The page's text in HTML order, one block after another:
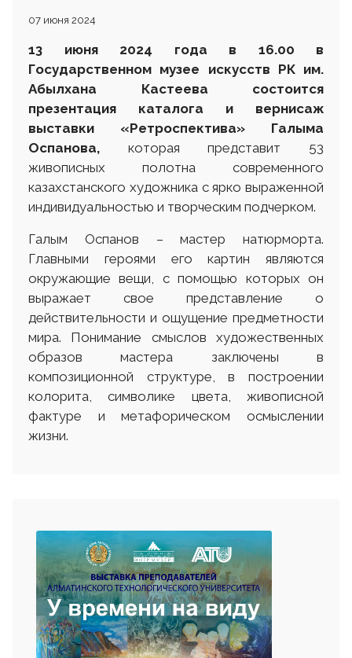
07 июня 2024
13 июня 2024 года в 16.00 в
Государственном музее искусств РК им.
Абылхана Кастеева состоится
презентация каталога и вернисаж
выставки «Ретроспектива» Галыма
Оспанова, которая представит 53
живописных полотна современного
казахстанского художника с ярко выраженной
индивидуальностью и творческим подчерком.
Галым Оспанов – мастер натюрморта.
Главными героями его картин являются
окружающие вещи, с помощью которых он
выражает свое представление о
действительности и ощущение предметности
мира. Понимание смыслов художественных
образов мастера заключены в
композиционной структуре, в построении
колорита, символике цвета, живописной
фактуре и метафорическом осмыслении
жизни.